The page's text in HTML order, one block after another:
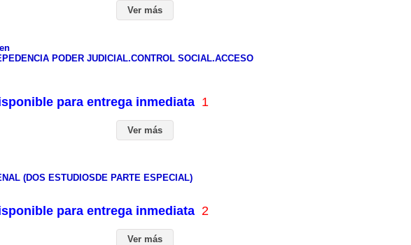
Ver más
PODER JUDICIAL.CONTROL SOCIAL.ACCESO
para entrega inmediata 1
Ver más
(DOS ESTUDIOSDE PARTE ESPECIAL)
para entrega inmediata 2
Ver más